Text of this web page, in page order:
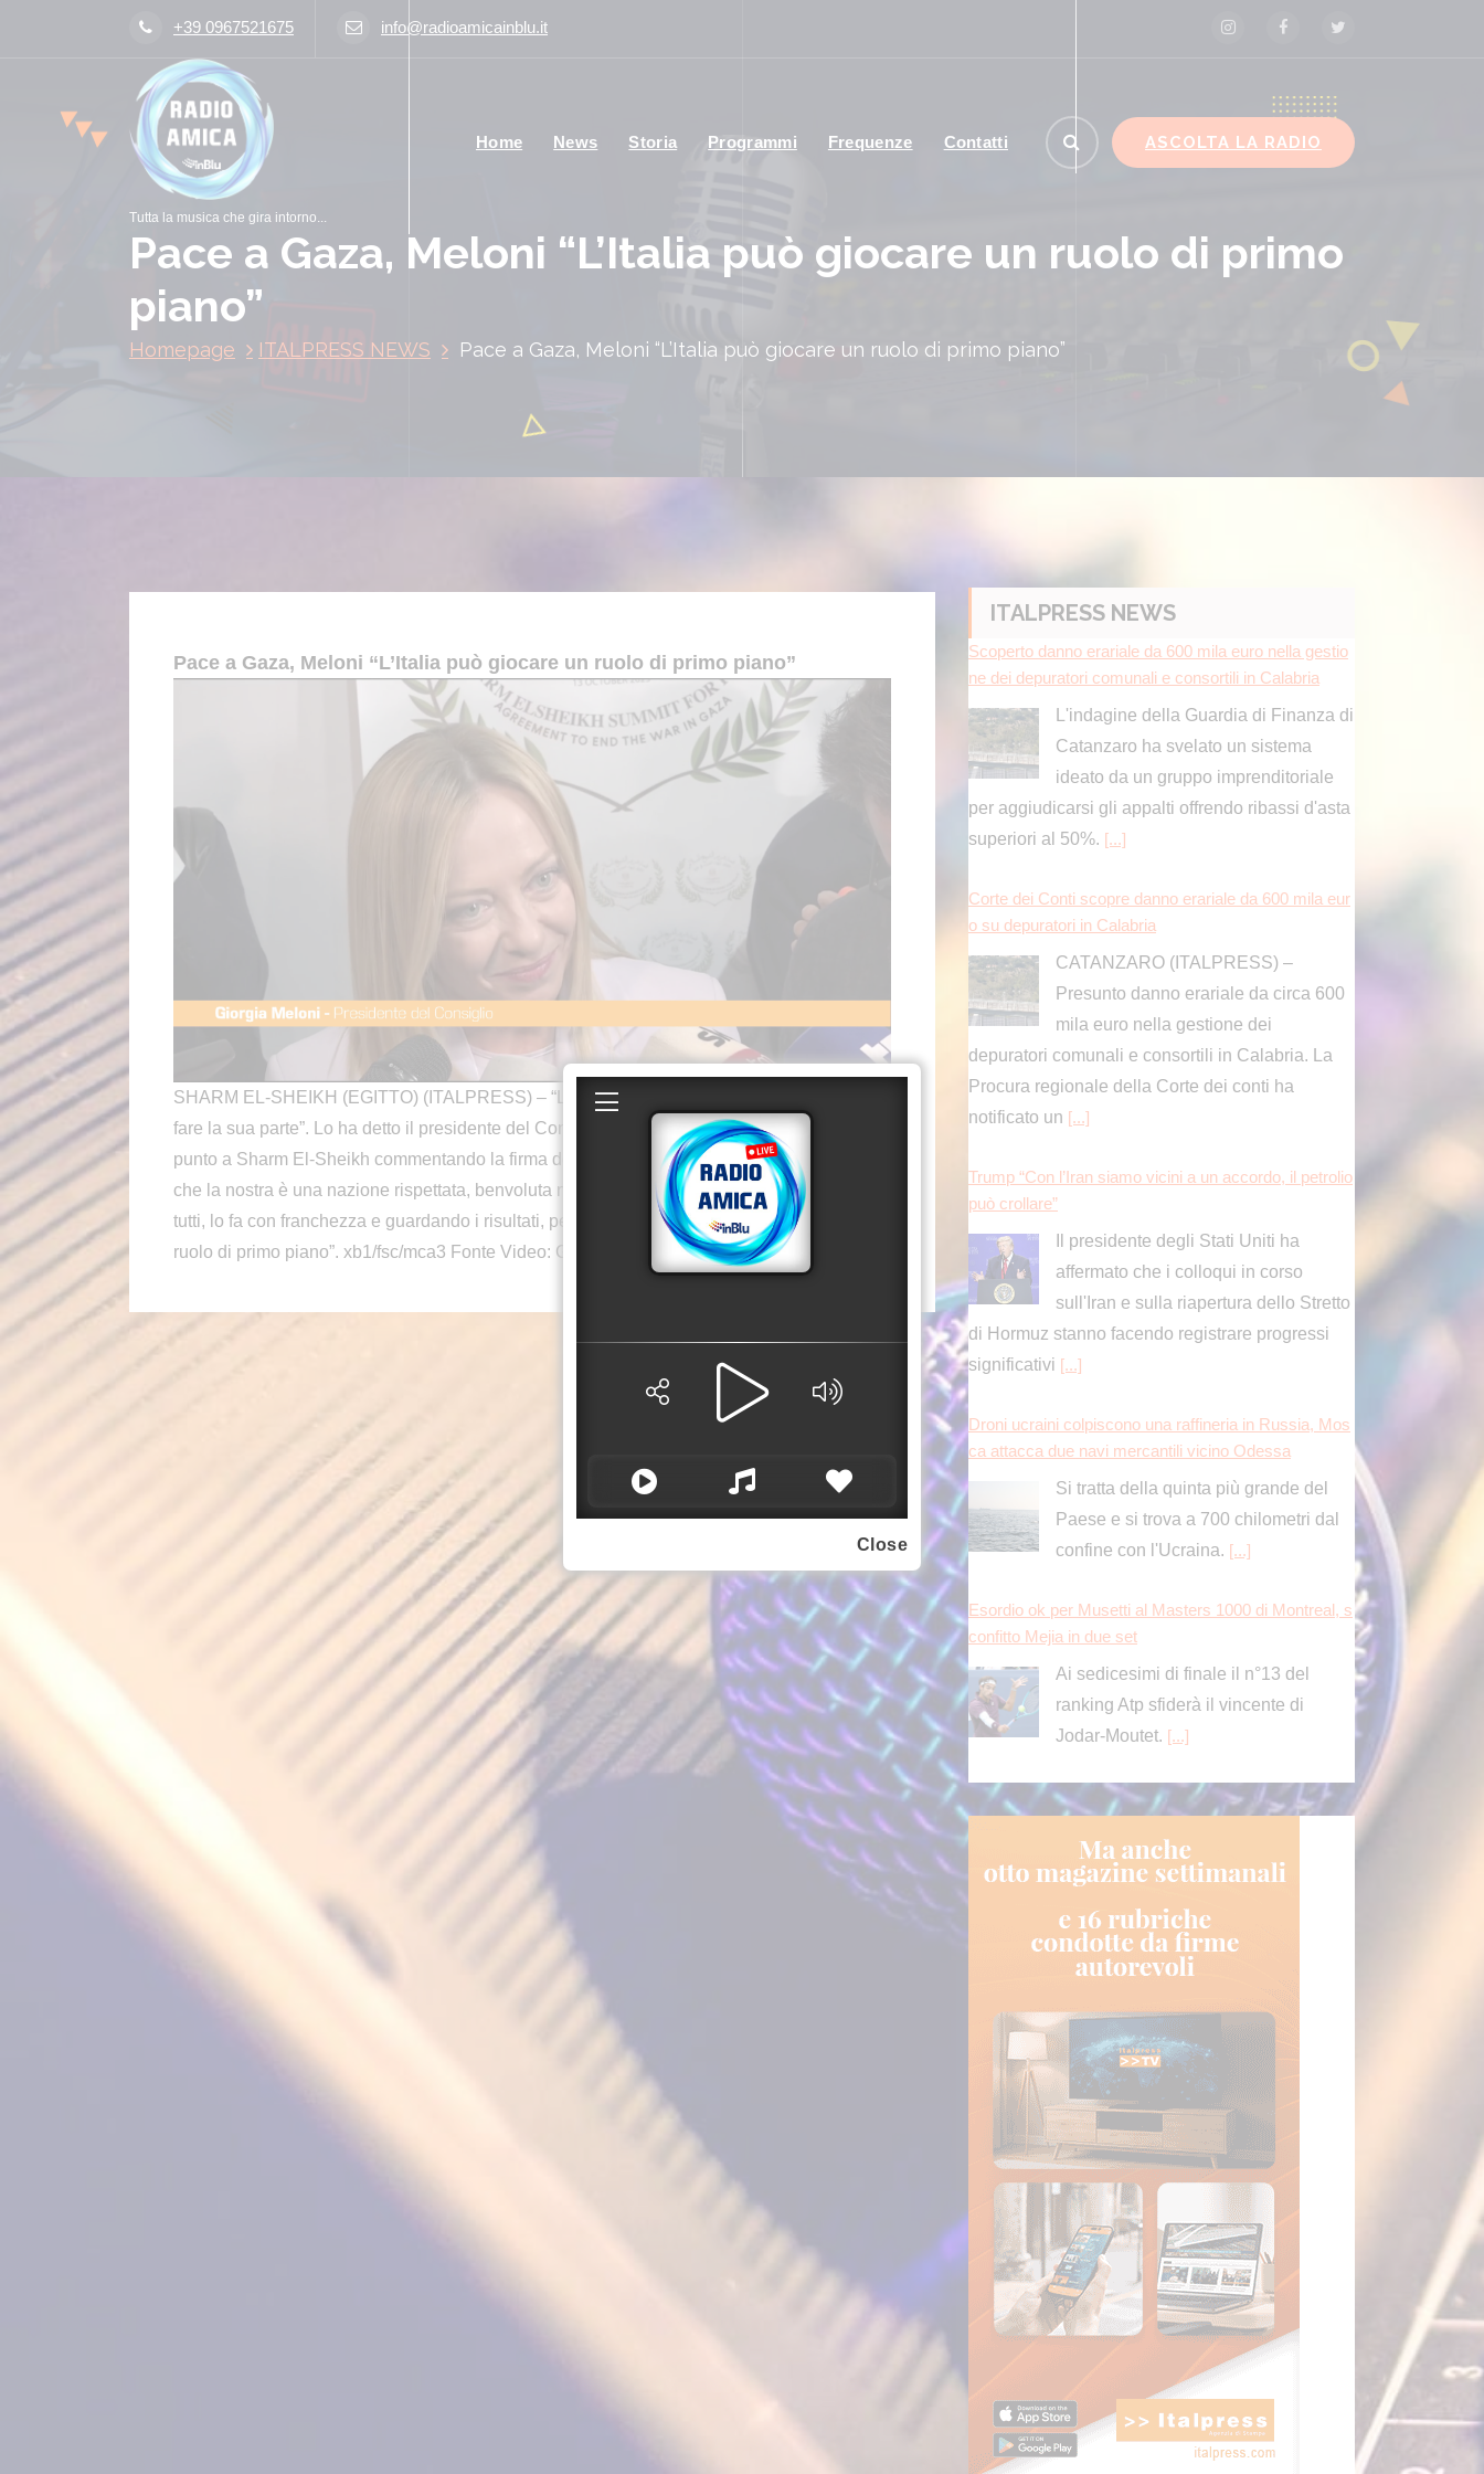
+39 0967521675 info@radioamicainblu.it
Tutta la musica che gira intorno...
Home News Storia Programmi Frequenze Contatti ASCOLTA LA RADIO
Pace a Gaza, Meloni “L’Italia può giocare un ruolo di primo
piano”
Homepage ITALPRESS NEWS Pace a Gaza, Meloni “L’Italia può giocare un ruolo di primo piano”
Pace a Gaza, Meloni “L’Italia può giocare un ruolo di primo piano”
SHARM EL-SHEIKH (EGITTO) (ITALPRESS) – “L’Italia è qui per dire che c’è ed è pronta a
fare la sua parte”. Lo ha detto il presidente del Consiglio, Giorgia Meloni, nel corso di un
punto a Sharm El-Sheikh commentando la firma dell’accordo di pace per Gaza. “Tutti sanno
che la nostra è una nazione rispettata, benvoluta nella regione che riesce a dialogare con
tutti, lo fa con franchezza e guardando i risultati, penso che in questa fase possa giocare un
ruolo di primo piano”. xb1/fsc/mca3 Fonte Video: Giorgia Meloni
ITALPRESS NEWS
Scoperto danno erariale da 600 mila euro nella gestio
ne dei depuratori comunali e consortili in Calabria
L'indagine della Guardia di Finanza di
Catanzaro ha svelato un sistema
ideato da un gruppo imprenditoriale
per aggiudicarsi gli appalti offrendo ribassi d'asta
superiori al 50%. [...]
Corte dei Conti scopre danno erariale da 600 mila eur
o su depuratori in Calabria
CATANZARO (ITALPRESS) –
Presunto danno erariale da circa 600
mila euro nella gestione dei
depuratori comunali e consortili in Calabria. La
Procura regionale della Corte dei conti ha
notificato un [...]
Trump “Con l’Iran siamo vicini a un accordo, il petrolio
può crollare”
Il presidente degli Stati Uniti ha
affermato che i colloqui in corso
sull'Iran e sulla riapertura dello Stretto
di Hormuz stanno facendo registrare progressi
significativi [...]
Droni ucraini colpiscono una raffineria in Russia, Mos
ca attacca due navi mercantili vicino Odessa
Si tratta della quinta più grande del
Paese e si trova a 700 chilometri dal
confine con l'Ucraina. [...]
Esordio ok per Musetti al Masters 1000 di Montreal, s
confitto Mejia in due set
Ai sedicesimi di finale il n°13 del
ranking Atp sfiderà il vincente di
Jodar-Moutet. [...]
Close